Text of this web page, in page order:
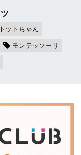
トットちゃん
モンテッソーリ